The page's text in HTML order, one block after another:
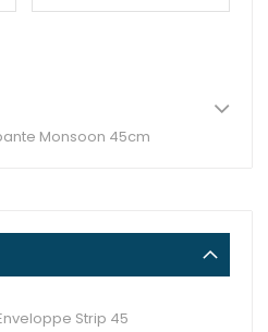
Monsoon 45cm
Strip 45